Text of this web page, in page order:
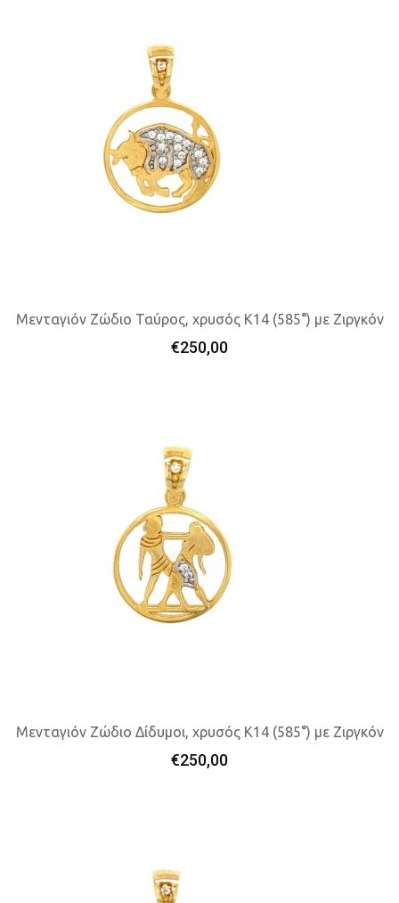
Προσθήκη Στο Καλάθι
Μενταγιόν Ζώδιο Ταύρος, χρυσός K14 (585°) με Ζιργκόν
€250,00
Προσθήκη Στο Καλάθι
Μενταγιόν Ζώδιο Δίδυμοι, χρυσός K14 (585°) με Ζιργκόν
€250,00